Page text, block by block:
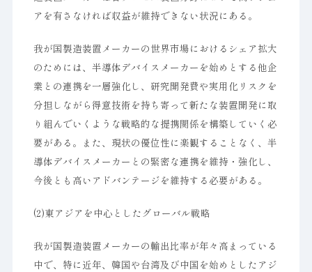
アを有さなければ収益が維持できない状況にある。
我が国製造装置メーカーの世界市場におけるシェア拡大
のためには、半導体デバイスメーカーを始めとする他企
業との連携を一層強化し、研究開発費や実用化リスクを
分担しながら得意技術を持ち寄って新たな装置開発に取
り組んでいくような戦略的な提携関係を構築していく必
要がある。また、現状の優位性に楽観することなく、半
導体デバイスメーカーとの緊密な連携を維持・強化し、
今後とも高いアドバンテージを維持する必要がある。
(2)東アジアを中心としたグローバル戦略
我が国製造装置メーカーの輸出比率が年々高まっている
中で、特に近年、韓国や台湾及び中国を始めとしたアジ